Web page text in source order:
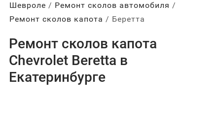
Шевроле
Ремонт сколов автомобиля
Ремонт сколов капота
Беретта
Ремонт сколов капота
Chevrolet Beretta в
Екатеринбурге